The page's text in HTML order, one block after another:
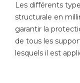
Les différents
structurale en
garantir la
de tous les
lesquels il est